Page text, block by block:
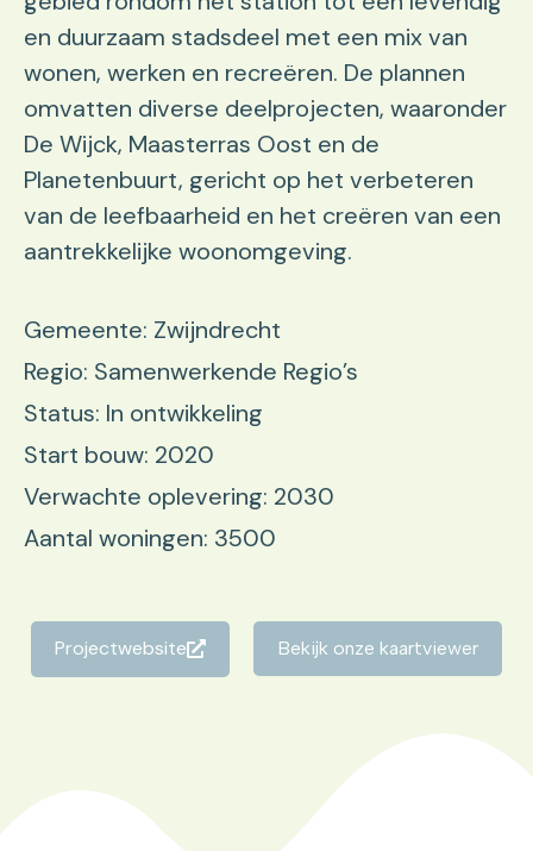
en duurzaam stadsdeel met een mix van
wonen, werken en recreëren. De plannen
omvatten diverse deelprojecten, waaronder
De Wijck, Maasterras Oost en de
Planetenbuurt, gericht op het verbeteren
van de leefbaarheid en het creëren van een
aantrekkelijke woonomgeving.
Gemeente: Zwijndrecht
Regio: Samenwerkende Regio’s
Status: In ontwikkeling
Start bouw: 2020
Verwachte oplevering: 2030
Aantal woningen: 3500
Projectwebsite Bekijk onze kaartviewer